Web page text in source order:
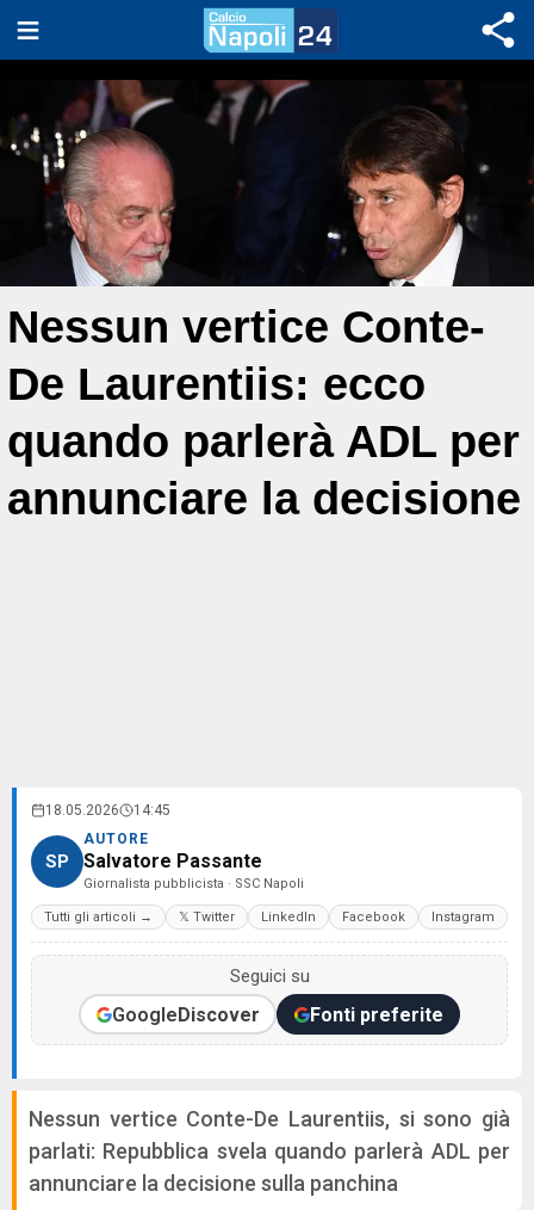
Nessun vertice Conte-
De Laurentiis: ecco
quando parlerà ADL per
annunciare la decisione
18.05.2026 14:45
SP
AUTORE
Salvatore Passante
Giornalista pubblicista · SSC Napoli
Tutti gli articoli → 𝕏 Twitter LinkedIn Facebook Instagram
Seguici su
GoogleDiscover Fonti preferite
Nessun vertice Conte-De Laurentiis, si sono già
parlati: Repubblica svela quando parlerà ADL per
annunciare la decisione sulla panchina